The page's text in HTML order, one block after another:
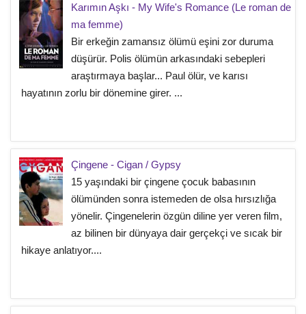
Karımın Aşkı - My Wife's Romance (Le roman de
ma femme)
Bir erkeğin zamansız ölümü eşini zor duruma
düşürür. Polis ölümün arkasındaki sebepleri
araştırmaya başlar... Paul ölür, ve karısı
hayatının zorlu bir dönemine girer. ...
Çingene - Cigan / Gypsy
15 yaşındaki bir çingene çocuk babasının
ölümünden sonra istemeden de olsa hırsızlığa
yönelir. Çingenelerin özgün diline yer veren film,
az bilinen bir dünyaya dair gerçekçi ve sıcak bir
hikaye anlatıyor....